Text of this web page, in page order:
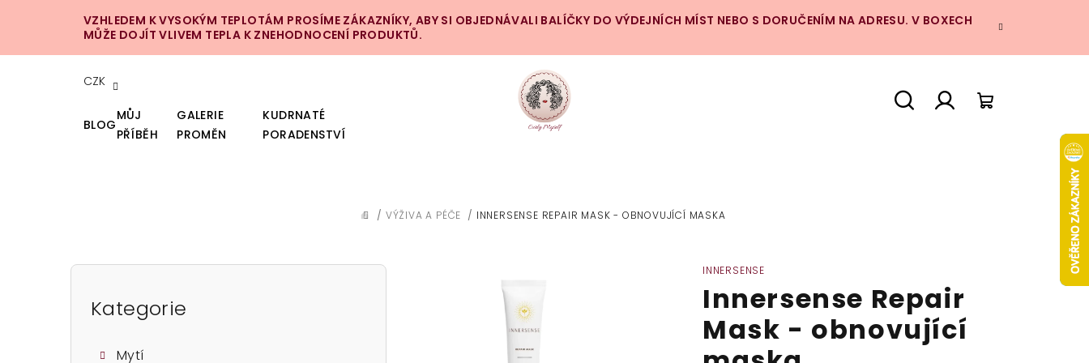
VZHLEDEM K VYSOKÝM TEPLOTÁM PROSÍME ZÁKAZNÍKY, ABY SI OBJEDNÁVALI BALÍČKY DO VÝDEJNÍCH MÍST NEBO S DORUČENÍM NA ADRESU. V BOXECH
MŮŽE DOJÍT VLIVEM TEPLA K ZNEHODNOCENÍ PRODUKTŮ.
CZK
BLOG
MŮJ
PŘÍBĚH
GALERIE
PROMĚN
KUDRNATÉ
PORADENSTVÍ
DOMŮ
/ VÝŽIVA A PÉČE / INNERSENSE REPAIR MASK - OBNOVUJÍCÍ MASKA
P
Přeskočit
kategorie
Kategorie
Mytí
INNERSENSE
Innersense Repair
Mask - obnovující